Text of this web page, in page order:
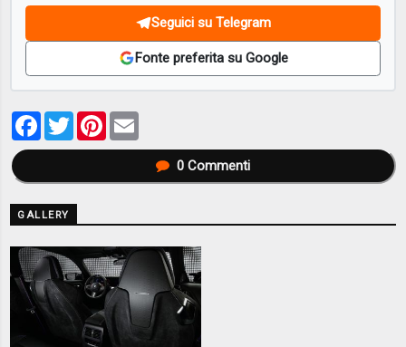
Seguici su Telegram
Fonte preferita su Google
Facebook
TwitterPinterest
0Commenti
GALLERY